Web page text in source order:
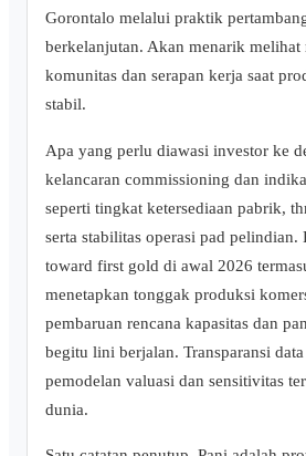
Gorontalo melalui praktik
berkelanjutan. Akan menarik melihat
komunitas dan serapan kerja saat
stabil.
Apa yang perlu diawasi investor ke
kelancaran commissioning dan
seperti tingkat ketersediaan pabrik,
serta stabilitas operasi pad pelindian.
toward first gold di awal 2026
menetapkan tonggak produksi
pembaruan rencana kapasitas dan
begitu lini berjalan. Transparansi
pemodelan valuasi dan sensitivitas
dunia.